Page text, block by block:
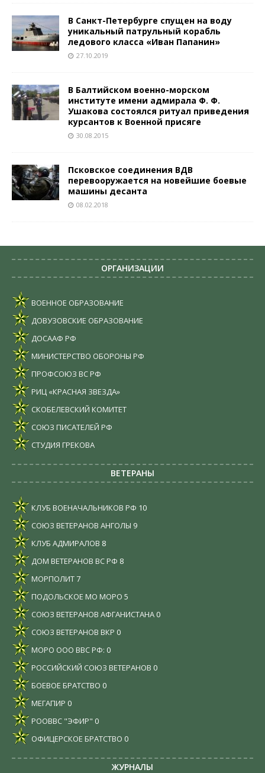
В Санкт-Петербурге спущен на воду
уникальный патрульный корабль
ледового класса «Иван Папанин»
27.10.2019
В Балтийском военно-морском
институте имени адмирала Ф. Ф.
Ушакова состоялся ритуал приведения
курсантов к Военной присяге
30.08.2015
Псковское соединения ВДВ
перевооружается на новейшие боевые
машины десанта
08.02.2018
ОРГАНИЗАЦИИ
ВОЕННОЕ ОБРАЗОВАНИЕ
ДОВУЗОВСКИЕ ОБРАЗОВАНИЕ
ДОСААФ РФ
МИНИСТЕРСТВО ОБОРОНЫ РФ
ПРОФСОЮЗ ВС РФ
РИЦ «КРАСНАЯ ЗВЕЗДА»
СКОБЕЛЕВСКИЙ КОМИТЕТ
СОЮЗ ПИСАТЕЛЕЙ РФ
СТУДИЯ ГРЕКОВА
ВЕТЕРАНЫ
КЛУБ ВОЕНАЧАЛЬНИКОВ РФ 10
СОЮЗ ВЕТЕРАНОВ АНГОЛЫ 9
КЛУБ АДМИРАЛОВ 8
ДОМ ВЕТЕРАНОВ ВС РФ 8
МОРПОЛИТ7
ПОДОЛЬСКОЕ МО МОРО 5
СОЮЗ ВЕТЕРАНОВ АФГАНИСТАНА 0
СОЮЗ ВЕТЕРАНОВ ВКР 0
МОРО ООО ВВС РФ: 0
РОССИЙСКИЙ СОЮЗ ВЕТЕРАНОВ 0
БОЕВОЕ БРАТСТВО 0
МЕГАПИР 0
РООВВС "ЭФИР" 0
ОФИЦЕРСКОЕ БРАТСТВО 0
ЖУРНАЛЫ